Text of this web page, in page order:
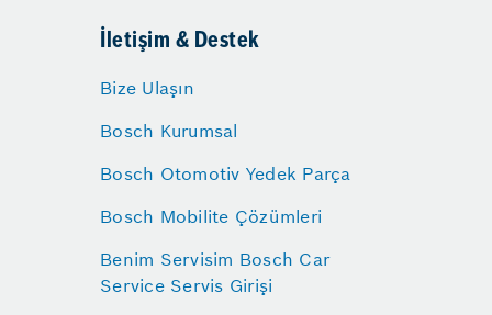
İletişim & Destek
Bize Ulaşın
Bosch Kurumsal
Bosch Otomotiv Yedek Parça
Bosch Mobilite Çözümleri
Benim Servisim Bosch Car
Service Servis Girişi